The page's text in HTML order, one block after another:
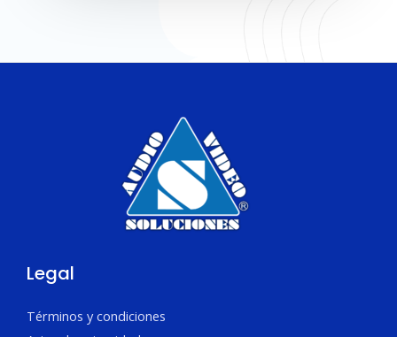
Legal
Términos y condiciones